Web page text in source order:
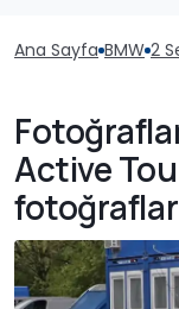
Ana Sayfa BMW 2
Active